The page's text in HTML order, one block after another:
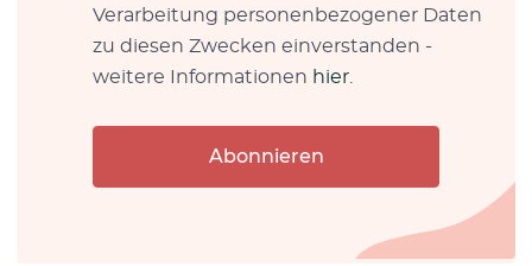
Verarbeitung personenbezogener Daten
zu diesen Zwecken einverstanden -
weitere Informationen hier
Abonnieren